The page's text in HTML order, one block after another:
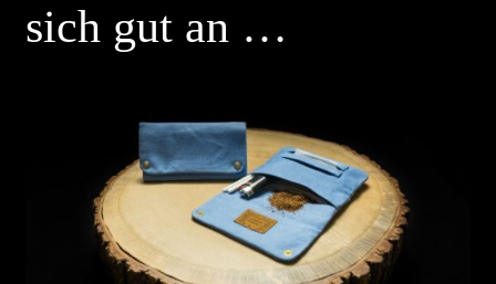
sich gut an …